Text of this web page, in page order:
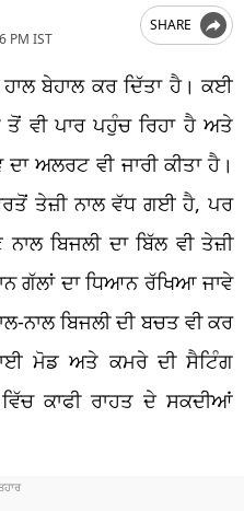
PM IST
SHARE
ਬੇਹਾਲ ਕਰ ਦਿੱਤਾ ਹੈ। ਕਈ
ਤੋਂ ਵੀ ਪਾਰ ਪਹੁੰਚ ਰਿਹਾ ਹੈ ਅਤੇ
ਅਲਰਟ ਵੀ ਜਾਰੀ ਕੀਤਾ ਹੈ।
ਤੇਜ਼ੀ ਨਾਲ ਵੱਧ ਗਈ ਹੈ, ਪਰ
ਬਿਜਲੀ ਦਾ ਬਿੱਲ ਵੀ ਤੇਜ਼ੀ
ਗੱਲਾਂ ਦਾ ਧਿਆਨ ਰੱਖਿਆ ਜਾਵੇ
ਨਾਲ ਬਿਜਲੀ ਦੀ ਬਚਤ ਵੀ ਕਰ
ਮੋਡ ਅਤੇ ਕਮਰੇ ਦੀ ਸੈਟਿੰਗ
ਕਾਫੀ ਰਾਹਤ ਦੇ ਸਕਦੀਆਂ